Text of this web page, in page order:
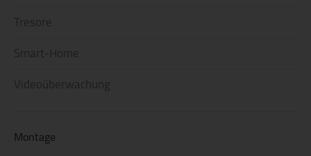
Tresore
Smart-Home
Videoüberwachung
Montage